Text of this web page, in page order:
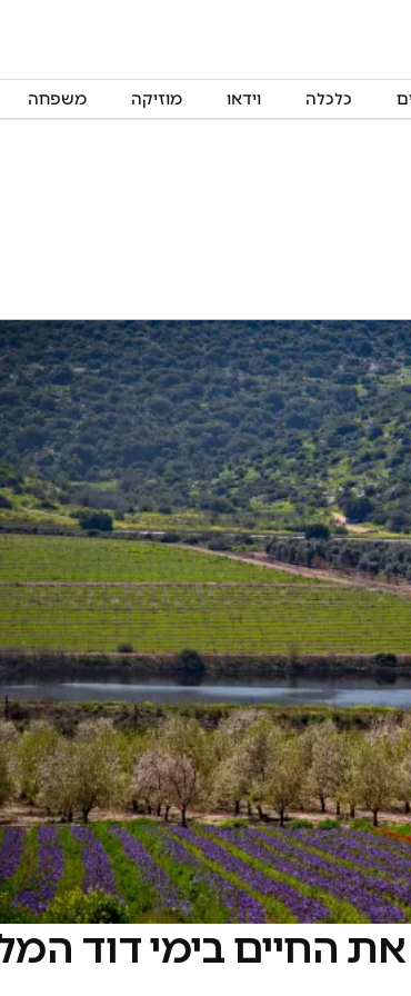
כלכלה וידאו מוזיקה משפחה
החיים בימי דוד